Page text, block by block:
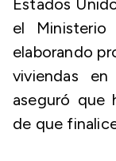
Estados
el
elaborando
viviendas
aseguró que
de que